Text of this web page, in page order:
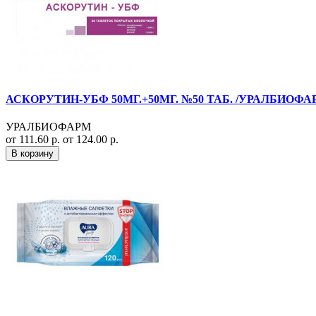
АСКОРУТИН-УБФ 50МГ.+50МГ. №50 ТАБ. /
УРАЛБИОФАРМ
от 111.60 р. от 124.00 р.
В корзину